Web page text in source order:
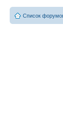
Список